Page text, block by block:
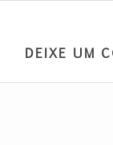
DEIXE UM